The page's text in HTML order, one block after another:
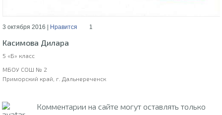
3 октября 2016 | Нравится 1
Касимова Дилара
5 «Б» класс
МБОУ СОШ № 2
Приморский край, г. Дальнереченск
Комментарии на сайте могут оставлять только